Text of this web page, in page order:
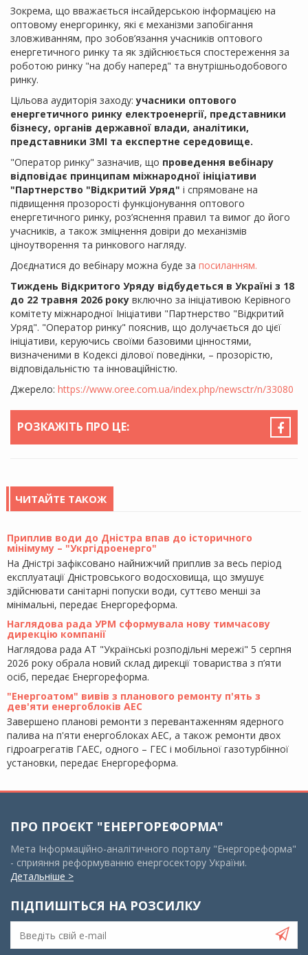
Зокрема, що вважається інсайдерською інформацією на
оптовому енергоринку, які є механізми запобігання
зловживанням, про зобов’язання учасників оптового
енергетичного ринку та як здійснюється спостереження за
роботою ринку "на добу наперед" та внутрішньодобового
ринку.
Цільова аудиторія заходу:учасники оптового
енергетичного ринку електроенергії, представники
бізнесу, органів державної влади, аналітики,
представники ЗМІ та експертне середовище.
"Оператор ринку" зазначив, що проведення вебінару
відповідає принципам міжнародної ініціативи
"Партнерство "Відкритий Уряд" і спрямоване на
підвищення прозорості функціонування оптового
енергетичного ринку, роз’яснення правил та вимог до його
учасників, а також зміцнення довіри до механізмів
ціноутворення та ринкового нагляду.
Доєднатися до вебінару можна буде за посиланням.
Тиждень Відкритого Уряду відбудеться в Україні з 18
до 22 травня 2026 року включно за ініціативою Керівного
комітету міжнародної Ініціативи "Партнерство "Відкритий
Уряд". "Оператор ринку" пояснив, що долучається до цієї
ініціативи, керуючись своїми базовими цінностями,
визначеними в Кодексі ділової поведінки, – прозорістю,
відповідальністю та інноваційністю.
Джерело: https://www.oree.com.ua/index.php/newsctr/n/33080
РОЗКАЖІТЬ ПРО ЦЕ:
ЧИТАЙТЕ ТАКОЖ
Приплив води до Дністра впав до історичного
мінімуму – "Укргідроенерго"
На Дністрі зафіксовано найнижчий приплив за весь період
експлуатації Дністровського водосховища, що змушує
здійснювати санітарні попуски води, суттєво менші за
мінімальні, передає Енергореформа.
Наглядова рада УРМ сформувала нову тимчасову
дирекцію компанії
Наглядова рада АТ "Українські розподільні мережі" 5 серпня
2026 року обрала новий склад дирекції товариства з п’яти
осіб, передає Енергореформа.
"Енергоатом" вивів з планового ремонту п'ять з
дев'яти енергоблоків АЕС
Завершено планові ремонти з перевантаженням ядерного
палива на п'яти енергоблоках АЕС, а також ремонти двох
гідроагрегатів ГАЕС, одного – ГЕС і мобільної газотурбінної
установки, передає Енергореформа.
ПРО ПРОЄКТ "ЕНЕРГОРЕФОРМА"
Мета Інформаційно-аналітичного порталу "Енергореформа"
- сприяння реформуванню енергосектору України.
Детальніше >
ПІДПИШІТЬСЯ НА РОЗСИЛКУ